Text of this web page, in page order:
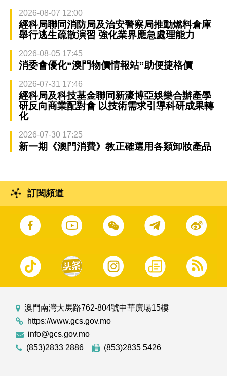
2026-08-07 12:00
經科局聯同消防局及治安警察局推動燃料倉庫
舉行逃生疏散演習 強化業界應急處理能力
2026-08-05 17:45
消委會優化“澳門物價情報站”助便捷格價
2026-07-31 17:46
經科局及科技基金聯同新濠博亞娛樂合辦產學
研反向商業配對會 以技術需求引導科研成果轉
化
2026-07-30 17:25
新一期《澳門消費》教正確選用各類卸妝產品
訂閱頻道
澳門南灣大馬路762-804號中華廣場15樓
https://www.gcs.gov.mo
info@gcs.gov.mo
(853)2833 2886
(853)2835 5426